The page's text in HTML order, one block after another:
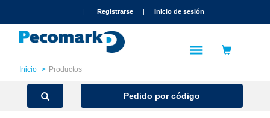
| Registrarse | Inicio de sesión
Inicio Productos
Pedido por código